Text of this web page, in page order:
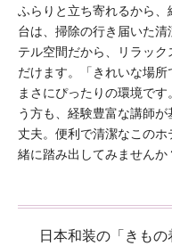
ふらりと立ち寄れるから
台は、掃除の行き届いた
テル空間だから、リラッ
だけます。「きれいな場所
まさにぴったりの環境で
う方も、経験豊富な講師
丈夫。便利で清潔なこの
緒に踏み出してみませんか
日本和装の「きもの